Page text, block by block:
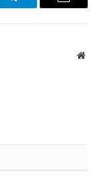
Telegram Email
Website